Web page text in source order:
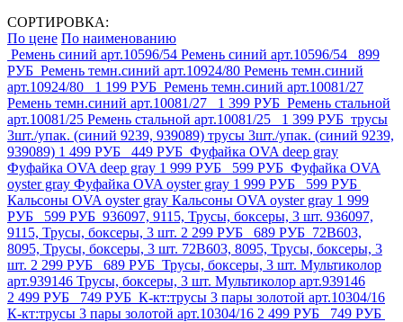
СОРТИРОВКА:
По цене По наименованию
Ремень синий арт.10596/54 Ремень синий арт.10596/54
899
РУБ Ремень темн.синий арт.10924/80 Ремень темн.синий
арт.10924/80
1 199 РУБ Ремень темн.синий арт.10081/27
Ремень темн.синий арт.10081/27
1 399 РУБ Ремень стальной
арт.10081/25 Ремень стальной арт.10081/25 1 399 РУБ трусы
3шт./упак. (синий 9239, 939089) трусы 3шт./упак. (синий 9239,
939089) 1 499 РУБ 449 РУБ Фуфайка OVA deep gray
Фуфайка OVA deep gray 1 999 РУБ 599 РУБ Фуфайка OVA
oyster gray Фуфайка OVA oyster gray 1 999 РУБ
599 РУБ
Кальсоны OVA oyster gray Кальсоны OVA oyster gray 1 999
РУБ
599 РУБ 936097, 9115, Трусы, боксеры, 3 шт. 936097,
9115, Трусы, боксеры, 3 шт. 2 299 РУБ 689 РУБ 72B603,
8095, Трусы, боксеры, 3 шт. 72B603, 8095, Трусы, боксеры, 3
шт. 2 299 РУБ 689 РУБ Трусы, боксеры, 3 шт. Мультиколор
арт.939146 Трусы, боксеры, 3 шт. Мультиколор арт.939146
2 499 РУБ
749 РУБ К-кт:трусы 3 пары золотой арт.10304/16
К-кт:трусы 3 пары золотой арт.10304/16 2 499 РУБ
749 РУБ